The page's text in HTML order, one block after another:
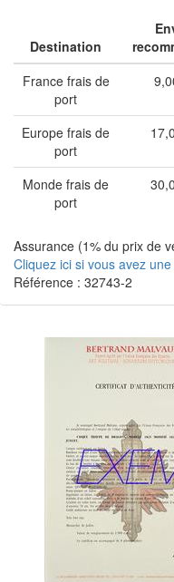
Destination
France frais de
port
Europe frais de
port
Monde frais de
port
Assurance (1% du prix de
Cliquez ici si vous avez
Référence : 32743-2